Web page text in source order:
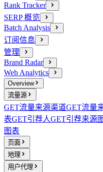
Rank Tracker
SERP 概览
Batch Analysis
订阅信息
管理
Brand Radar
Web Analytics
Overview
流量源
GET流量来源渠道GET流量
表GET引荐人GET引荐来源
图表
页面
地理
用户代理